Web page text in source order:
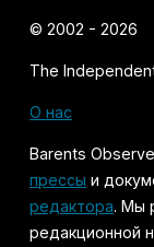
© 2002 - 2026
The
О нас
Barents
прессы и
редактора. Мы
редакционной